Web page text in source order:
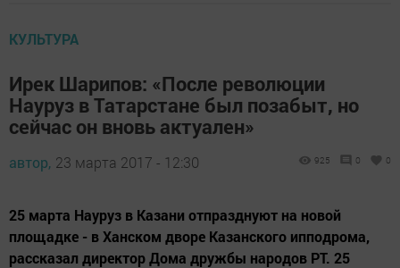
КУЛЬТУРА
Ирек Шарипов: «После революции
Науруз в Татарстане был позабыт, но
сейчас он вновь актуален»
автор, 23 марта 2017 - 12:30 925 0 0
25 марта Науруз в Казани отпразднуют на новой
площадке - в Ханском дворе Казанского ипподрома,
рассказал директор Дома дружбы народов РТ. 25